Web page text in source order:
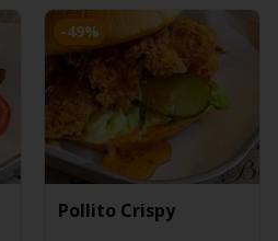
-49%
Pollito Crispy